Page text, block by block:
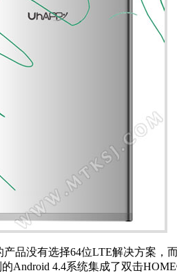
品没有选择64位LTE解决方案，
Android 4.4系统集成了双击